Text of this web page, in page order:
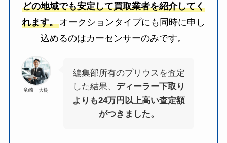
どの地域でも安定して買取業者を紹介してく
れます。オークションタイプにも同時に申し
込めるのはカーセンサーのみです。
竜崎 大樹
編集部所有のプリウスを査定
した結果、 ディーラー下取り
よりも24万円以上高い査定額
がつきました。